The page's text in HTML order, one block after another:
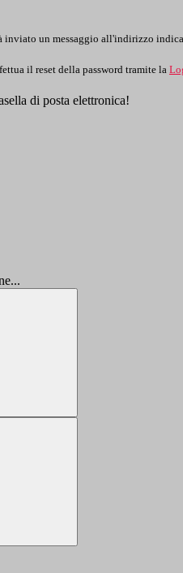
inviato un messaggio all'indirizzo
il reset della password tramite la
di posta elettronica!